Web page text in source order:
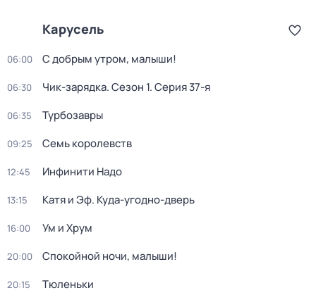
Карусель
06:00 С добрым утром, малыши!
06:30 Чик-зарядка. Сезон 1. Серия 37-я
06:35 Турбозавры
09:25 Семь королевств
12:45 Инфинити Надо
13:15 Катя и Эф. Куда-угодно-дверь
16:00 Ум и Хрум
20:00 Спокойной ночи, малыши!
20:15 Тюленьки